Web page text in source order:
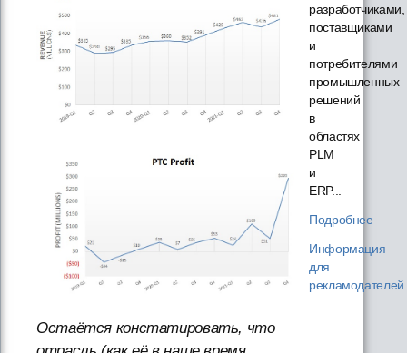
Остаётся констатировать, что
разработчиками,
поставщиками
и
потребителями
промышленных
решений
в
областях
PLM
и
ERP...
Подробнее
Информация
для
рекламодателей